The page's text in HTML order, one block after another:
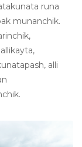
runa
munanchik.
alli